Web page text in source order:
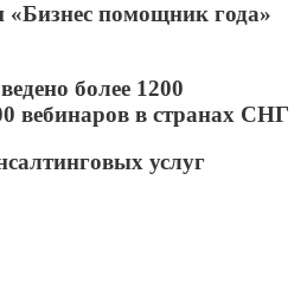
«Бизнес помощник года»
более 1200
вебинаров в странах СНГ
услуг